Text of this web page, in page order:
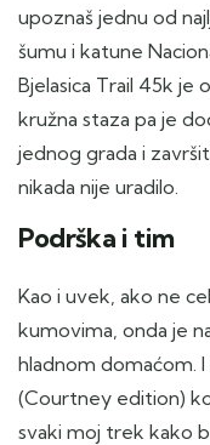
upoznaš jednu od
šumu i katune
Bjelasica Trail 45k je
kružna staza pa je
jednog grada i
nikada nije uradilo.
Podrška i tim
Kao i uvek, ako ne
kumovima, onda je
hladnom domaćom.
(Courtney edition)
svaki moj trek kako